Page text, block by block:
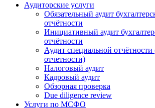
Аудиторские услуги
Обязательный аудит
отчётности
Инициативный аудит
отчётности
Аудит специальной отчётности
отчетности)
Налоговый аудит
Кадровый аудит
Обзорная проверка
Due diligence review
Услуги по МСФО